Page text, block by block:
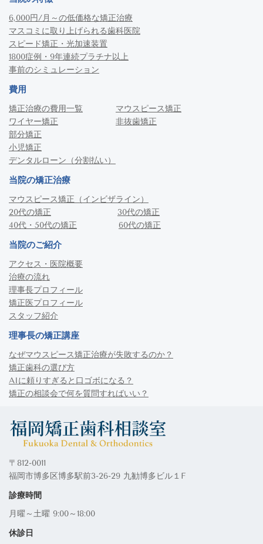
6,000円/月～の低価格な矯正治療
マスコミに取り上げられる歯科医院
スピード矯正・光加速装置
1800症例・9年連続プラチナ以上
事前のシミュレーション
費用
矯正治療の費用一覧
マウスピース矯正
ワイヤー矯正
非抜歯矯正
部分矯正
小児矯正
デンタルローン（分割払い）
当院の矯正治療
マウスピース矯正（インビザライン）
20代の矯正
30代の矯正
40代・50代の矯正
60代の矯正
当院のご紹介
アクセス・医院概要
治療の流れ
理事長プロフィール
矯正医プロフィール
スタッフ紹介
理事長の矯正講座
なぜマウスピース矯正治療が失敗するのか？
矯正歯科の選び方
AIに頼りすぎると口ゴボになる？
矯正の相談会で何を質問すればいい？
〒812-0011
福岡市博多区博多駅前3-26-29 九勧博多ビル１F
診療時間
月曜～土曜 9:00～18:00
休診日